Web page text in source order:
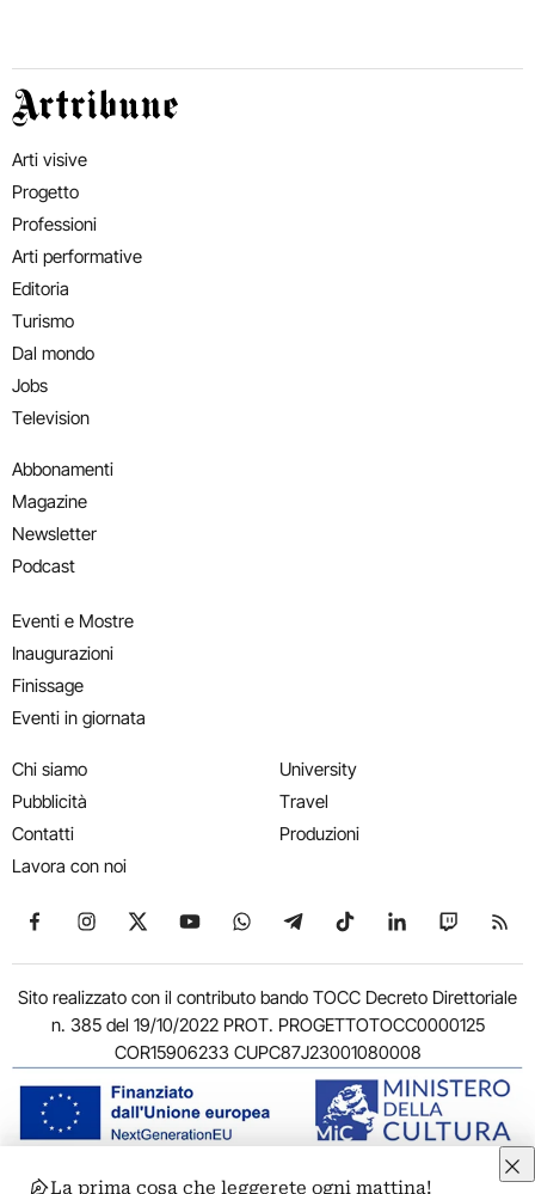
Artribune
Arti visive
Progetto
Professioni
Arti performative
Editoria
Turismo
Dal mondo
Jobs
Television
Abbonamenti
Magazine
Newsletter
Podcast
Eventi e Mostre
Inaugurazioni
Finissage
Eventi in giornata
Chi siamo
Pubblicità
Contatti
Lavora con noi
University
Travel
Produzioni
Seguici su Facebook
Seguici su Instagram
Seguici su X
Seguici su YouTube
Seguici su WhatsApp
Seguici su Telegram
Seguici su TikTok
Seguici su
Seguici
Sito realizzato con il contributo bando TOCC Decreto Direttoriale
n. 385 del 19/10/2022 PROT. PROGETTOTOCC0000125
COR15906233 CUPC87J23001080008
La prima cosa che leggerete ogni mattina!